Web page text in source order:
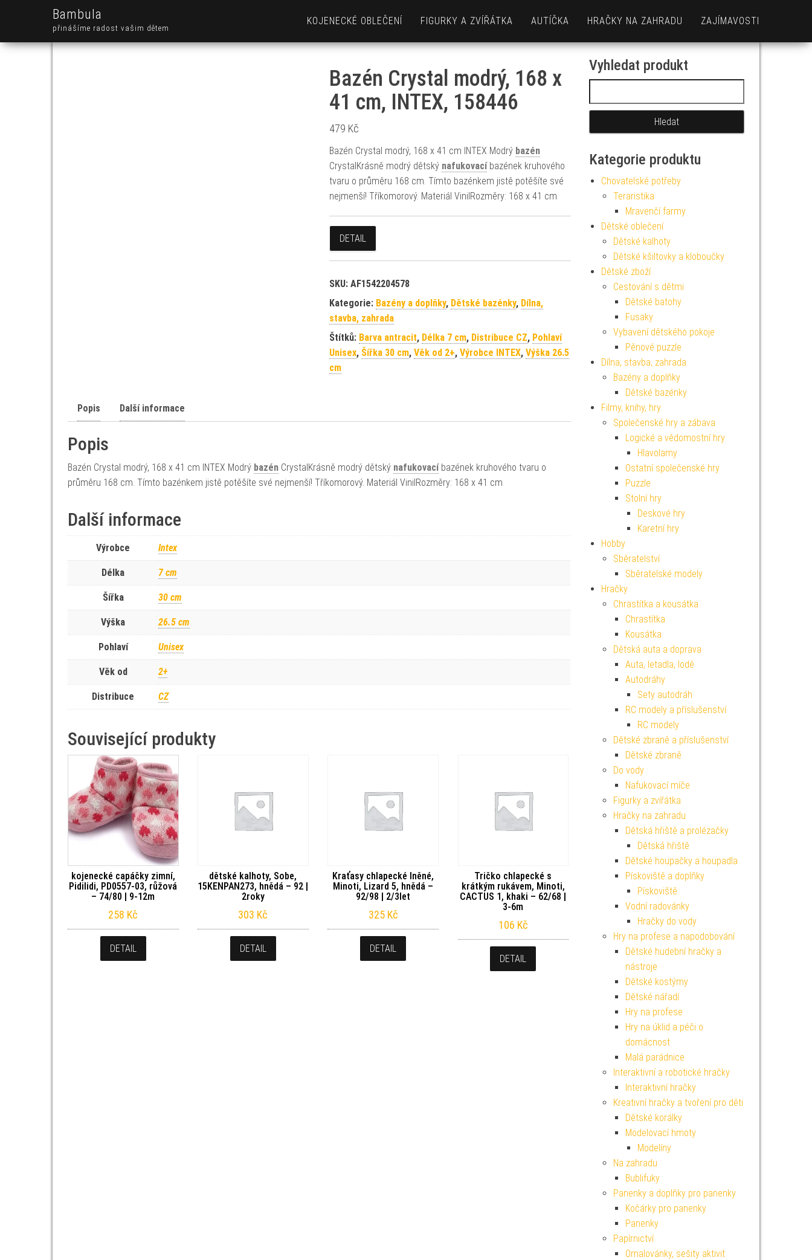
Bambula
přinášíme radost vašim dětem
KOJENECKÉ OBLEČENÍ FIGURKY A ZVÍŘÁTKA AUTÍČKA HRAČKY NA ZAHRADU ZAJÍMAVOSTI
Bazén Crystal modrý, 168 x
41 cm, INTEX, 158446
479 Kč
Bazén Crystal modrý, 168 x 41 cm INTEX Modrý bazén
CrystalKrásně modrý dětský nafukovacíbazének kruhového
tvaru o průměru 168 cm. Tímto bazénkem jistě potěšíte své
nejmenší! Tříkomorový. Materiál VinilRozměry: 168 x 41 cm
DETAIL
SKU: AF1542204578
Kategorie: Bazény a doplňky, Dětské bazénky, Dílna,
stavba, zahrada
Štítků: Barva antracit, Délka 7 cm, Distribuce CZ, Pohlaví
Unisex, Šířka 30 cm, Věk od 2+, Výrobce INTEX, Výška 26.5
cm
Popis Další informace
Popis
Bazén Crystal modrý, 168 x 41 cm INTEX Modrý bazén CrystalKrásně modrý dětský nafukovacíbazének kruhového tvaru o
průměru 168 cm. Tímto bazénkem jistě potěšíte své nejmenší! Tříkomorový. Materiál VinilRozměry: 168 x 41 cm
Další informace
Výrobce Intex
Délka 7 cm
Šířka 30 cm
Výška 26.5 cm
Pohlaví Unisex
Věk od 2+
Distribuce CZ
Související produkty
kojenecké capáčky zimní,
Pidilidi, PD0557-03, růžová
– 74/80 | 9-12m
258 Kč
DETAIL
dětské kalhoty, Sobe,
15KENPAN273, hnědá – 92 |
2roky
303 Kč
DETAIL
Kraťasy chlapecké lněné,
Minoti, Lizard 5, hnědá –
92/98 | 2/3let
325 Kč
DETAIL
Tričko chlapecké s
krátkým rukávem, Minoti,
CACTUS 1, khaki – 62/68 |
3-6m
106 Kč
DETAIL
Vyhledat produkt
Kategorie produktu
Chovatelské potřeby
Teraristika
Mravenčí farmy
Dětské oblečení
Dětské kalhoty
Dětské kšiltovky a kloboučky
Dětské zboží
Cestování s dětmi
Dětské batohy
Fusaky
Vybavení dětského pokoje
Pěnové puzzle
Dílna, stavba, zahrada
Bazény a doplňky
Dětské bazénky
Filmy, knihy, hry
Společenské hry a zábava
Logické a vědomostní hry
Hlavolamy
Ostatní společenské hry
Puzzle
Stolní hry
Deskové hry
Karetní hry
Hobby
Sběratelství
Sběratelské modely
Hračky
Chrastítka a kousátka
Chrastítka
Kousátka
Dětská auta a doprava
Auta, letadla, lodě
Autodráhy
Sety autodráh
RC modely a příslušenství
RC modely
Dětské zbraně a příslušenství
Dětské zbraně
Do vody
Nafukovací míče
Figurky a zvířátka
Hračky na zahradu
Dětská hřiště a prolézačky
Dětská hřiště
Dětské houpačky a houpadla
Pískoviště a doplňky
Pískoviště
Vodní radovánky
Hračky do vody
Hry na profese a napodobování
Dětské hudební hračky a
nástroje
Dětské kostýmy
Dětské nářadí
Hry na profese
Hry na úklid a péči o
domácnost
Malá parádnice
Interaktivní a robotické hračky
Interaktivní hračky
Kreativní hračky a tvoření pro děti
Dětské korálky
Modelovací hmoty
Modelíny
Na zahradu
Bublifuky
Panenky a doplňky pro panenky
Kočárky pro panenky
Panenky
Papírnictví
Omalovánky, sešity aktivit